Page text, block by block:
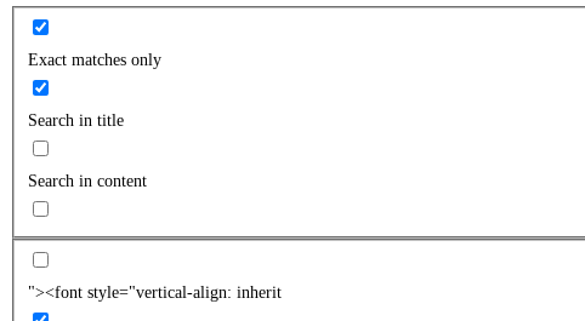
Exact matches only
Search in title
Search in content
"><font style="vertical-align: inherit